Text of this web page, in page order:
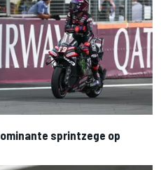
sprintzege op